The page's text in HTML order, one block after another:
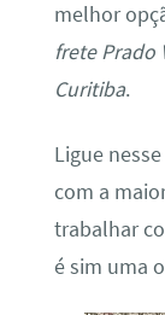
melhor
frete Prado
Curitiba.
Ligue
com a
trabalhar
é sim uma